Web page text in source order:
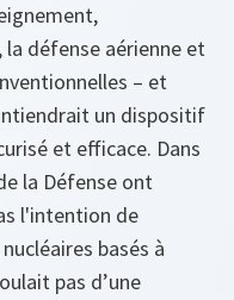
la défense aérienne et
– et
un dispositif
et efficace. Dans
la Défense ont
l'intention de
basés à
pas d’une